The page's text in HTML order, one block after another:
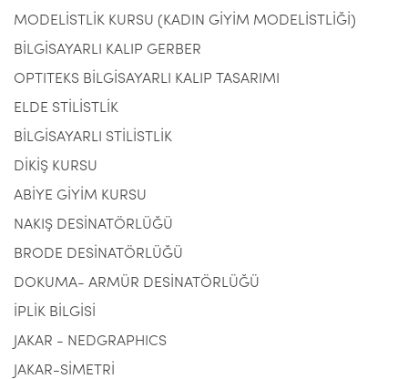
MODELİSTLİK KURSU (KADIN GİYİM MODELİSTLİĞİ)
BİLGİSAYARLI KALIP GERBER
OPTITEKS BİLGİSAYARLI KALIP TASARIMI
ELDE STİLİSTLİK
BİLGİSAYARLI STİLİSTLİK
DİKİŞ KURSU
ABİYE GİYİM KURSU
NAKIŞ DESİNATÖRLÜĞÜ
BRODE DESİNATÖRLÜĞÜ
DOKUMA- ARMÜR DESİNATÖRLÜĞÜ
İPLİK BİLGİSİ
JAKAR - NEDGRAPHICS
JAKAR-SİMETRİ